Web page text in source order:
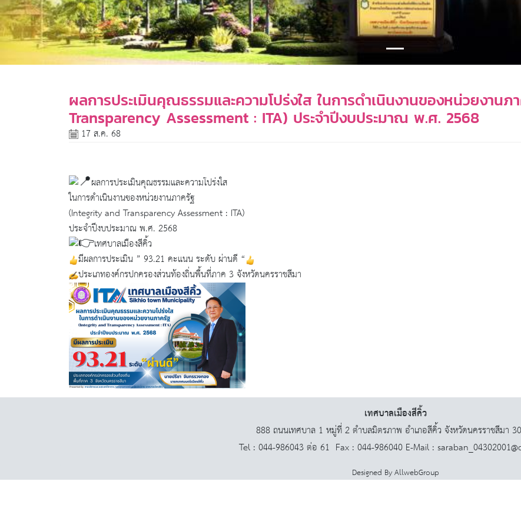
ผลการประเมินคุณธรรมและความโปร่งใส ในการดำเนินงานของหน่วยงาน
Transparency Assessment : ITA) ประจำปีงบประมาณ พ.ศ. 2568
17 ส.ค. 68
ผลการประเมินคุณธรรมและความโปร่งใส
ในการดำเนินงานของหน่วยงานภาครัฐ
(Integrity and Transparency Assessment : ITA)
ประจำปีงบประมาณ พ.ศ. 2568
เทศบาลเมืองสีคิ้ว
มีผลการประเมิน ” 93.21 คะแนน ระดับ ผ่านดี “
ประเภทองค์กรปกครองส่วนท้องถิ่นพื้นที่ภาค 3 จังหวัดนครราชสีมา
เทศบาลเมืองสีคิ้ว
888 ถนนเทศบาล 1 หมู่ที่ 2 ตำบลมิตรภาพ อำเภอสีคิ้ว จังหวัดนครราชสีมา
Tel : 044-986043 ต่อ 61 Fax : 044-986040 E-Mail :
Designed ByAllwebGroup